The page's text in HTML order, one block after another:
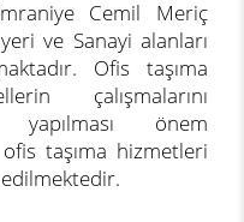
Cemil Meriç
ve Sanayi alanları
Ofis taşıma
çalışmalarını
yapılması önem
taşıma hizmetleri